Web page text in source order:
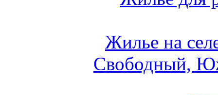
Жилье на
Свободный,